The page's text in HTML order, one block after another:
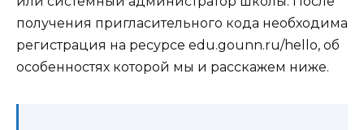
получения пригласительного кода необходима
регистрация на ресурсе edu.gounn.ru/hello, об
особенностях которой мы и расскажем ниже.